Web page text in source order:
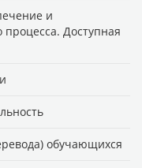
и
процесса. Доступная
обучающихся